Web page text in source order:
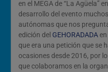
en el MEGA de “La Agüela”
desarrollo del evento
autónomas que nos
edición del GEHORADADAen
que era una petición que se
ocasiones desde 2016, por
que colaboramos en la